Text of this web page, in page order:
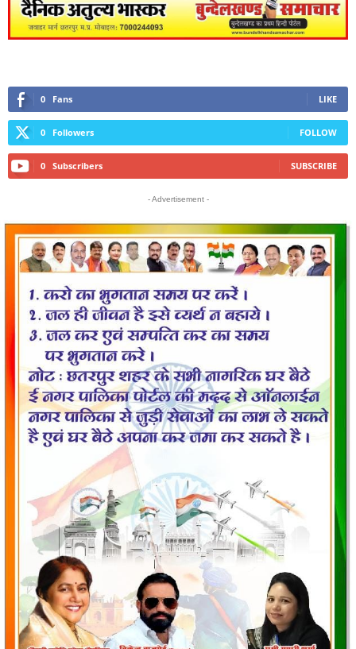
0 Fans LIKE
0 Followers FOLLOW
0 Subscribers SUBSCRIBE
- Advertisement -